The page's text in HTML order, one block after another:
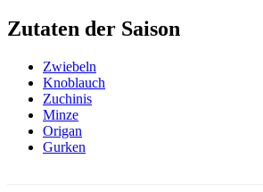
Zutaten der Saison
Zwiebeln
Knoblauch
Zuchinis
Minze
Origan
Gurken